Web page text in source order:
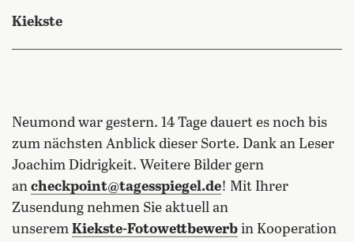
Kiekste
Neumond war gestern. 14 Tage dauert es noch bis
zum nächsten Anblick dieser Sorte. Dank an Leser
Joachim Didrigkeit. Weitere Bilder gern
an checkpoint@tagesspiegel.de! Mit Ihrer
Zusendung nehmen Sie aktuell an
unserem Kiekste-Fotowettbewerb in Kooperation